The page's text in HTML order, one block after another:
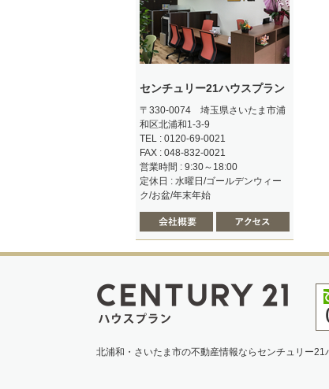
センチュリー21ハウスプラン
〒330-0074 埼玉県さいたま市浦
和区北浦和1-3-9
TEL : 0120-69-0021
FAX : 048-832-0021
営業時間 : 9:30～18:00
定休日 : 水曜日/ゴールデンウィー
ク/お盆/年末年始
北浦和・さいたま市の不動産情報ならセンチュリー21